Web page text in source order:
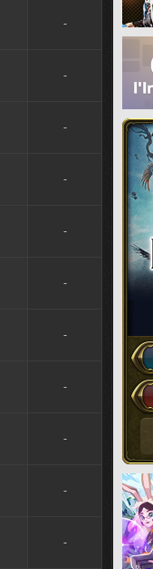
-
-
-
-
-
-
-
-
-
-
-